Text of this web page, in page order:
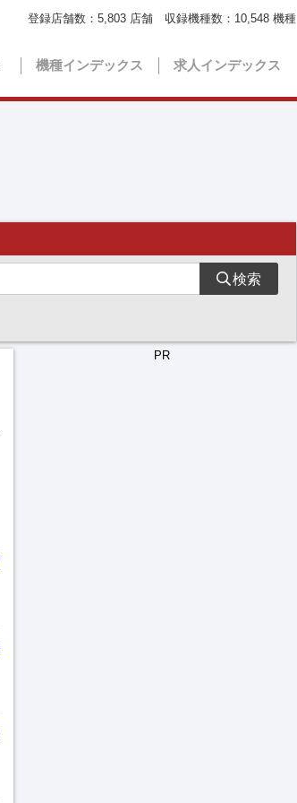
機種インデックス 求人インデックス
登録店舗数： 5,803 店舗 収録機種数： 10,548 機種
検索
PR